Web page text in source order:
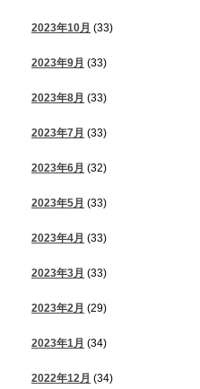
2023年10月 (33)
2023年9月 (33)
2023年8月 (33)
2023年7月 (33)
2023年6月 (32)
2023年5月 (33)
2023年4月 (33)
2023年3月 (33)
2023年2月 (29)
2023年1月 (34)
2022年12月 (34)